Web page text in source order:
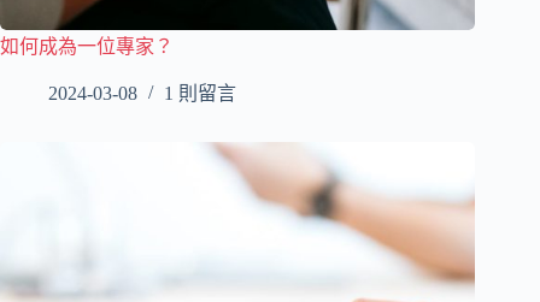
如何成為一位專家？
2024-03-08 1 則留言